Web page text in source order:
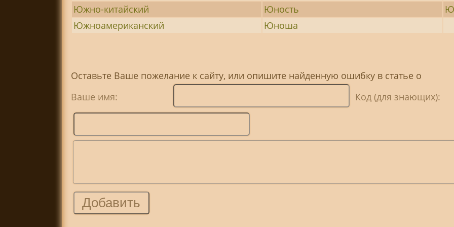
Южно-китайский Юность
Южноамериканский
Юноша
Оставьте Ваше пожелание к сайту, или опишите найденную ошибку в статье о
Ваше имя:
Код (для знающих):